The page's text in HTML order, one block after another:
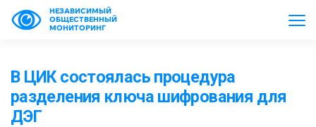
НЕЗАВИСИМЫЙ
ОБЩЕСТВЕННЫЙ
МОНИТОРИНГ
В ЦИК состоялась процедура
разделения ключа шифрования для
ДЭГ